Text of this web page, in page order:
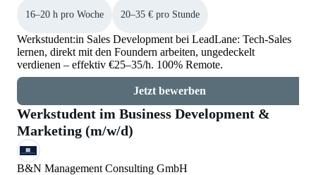
16–20 h pro Woche 20–35 € pro Stunde
Werkstudent:in Sales Development bei LeadLane: Tech-Sales
lernen, direkt mit den Foundern arbeiten, ungedeckelt
verdienen – effektiv €25–35/h. 100% Remote.
Jetzt bewerben
Werkstudent im Business Development &
Marketing (m/w/d)
B&N Management Consulting GmbH